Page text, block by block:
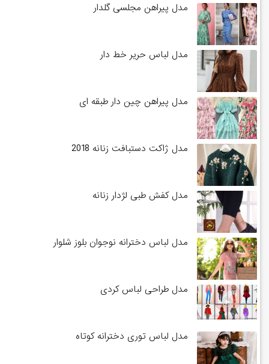
مدل پیراهن مجلسی گلدار
مدل لباس حریر خط دار
مدل پیراهن چین دار طبقه ای
مدل ژاکت دستبافت زنانه 2018
مدل کفش طبی لژدار زنانه
مدل لباس دخترانه نوجوان بلوز شلوار
مدل طراحی لباس کردی
مدل لباس توری دخترانه کوتاه